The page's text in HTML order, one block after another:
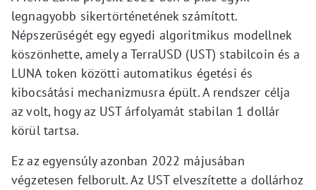
legnagyobb sikertörténetének számított.
Népszerűségét egy egyedi algoritmikus modellnek
köszönhette, amely a TerraUSD (UST) stabilcoin és a
LUNA token közötti automatikus égetési és
kibocsátási mechanizmusra épült. A rendszer célja
az volt, hogy az UST árfolyamát stabilan 1 dollár
körül tartsa.
Ez az egyensúly azonban 2022 májusában
végzetesen felborult. Az UST elveszítette a dollárhoz